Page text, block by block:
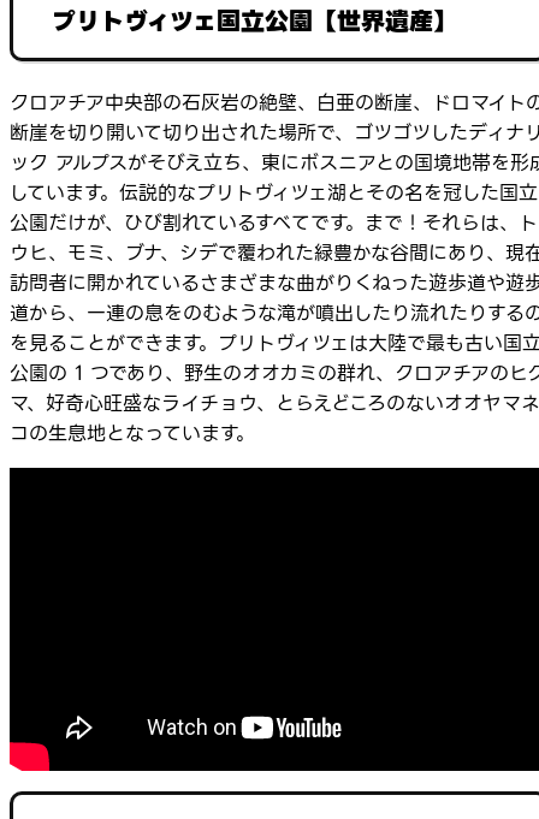
プリトヴィツェ国立公園【世界遺産】
クロアチア中央部の石灰岩の絶壁、白亜の断崖、ドロマイト
断崖を切り開いて切り出された場所で、ゴツゴツしたディナ
ック アルプスがそびえ立ち、東にボスニアとの国境地帯を形
しています。伝説的なプリトヴィツェ湖とその名を冠した国立
公園だけが、ひび割れているすべてです。まで！それらは、ト
ウヒ、モミ、ブナ、シデで覆われた緑豊かな谷間にあり、現
訪問者に開かれているさまざまな曲がりくねった遊歩道や遊
道から、一連の息をのむような滝が噴出したり流れたりする
を見ることができます。プリトヴィツェは大陸で最も古い国
公園の 1 つであり、野生のオオカミの群れ、クロアチアのヒ
マ、好奇心旺盛なライチョウ、とらえどころのないオオヤマネ
コの生息地となっています。